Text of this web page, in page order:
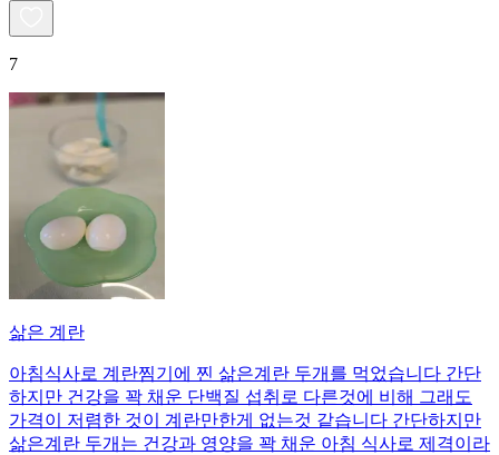
7
삶은 계란
아침식사로 계란찜기에 찐 삶은계란 두개를 먹었습니다 간단
하지만 건강을 꽉 채운 단백질 섭취로 다른것에 비해 그래도
가격이 저렴한 것이 계란만한게 없는것 같습니다 간단하지만
삶은계란 두개는 건강과 영양을 꽉 채운 아침 식사로 제격이라